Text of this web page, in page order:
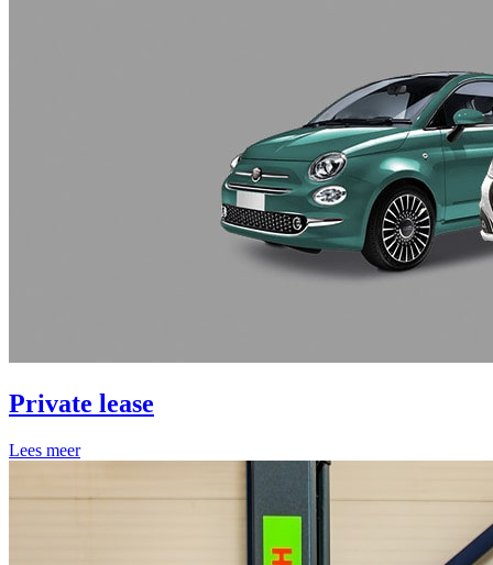
Private lease
Lees meer